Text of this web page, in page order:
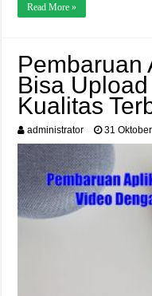
Read More »
Pembaruan
Bisa
Kualitas
administrator 31